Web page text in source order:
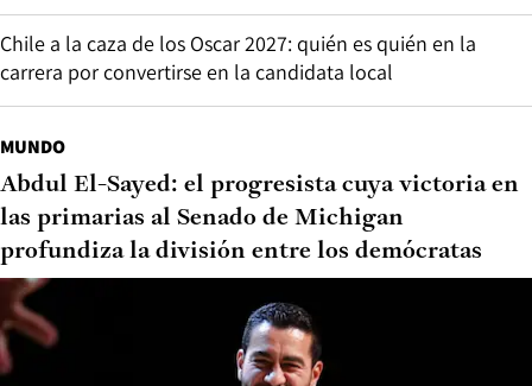
Chile a la caza de los Oscar 2027: quién es quién en la
carrera por convertirse en la candidata local
MUNDO
Abdul El-Sayed: el progresista cuya victoria en
las primarias al Senado de Michigan
profundiza la división entre los demócratas